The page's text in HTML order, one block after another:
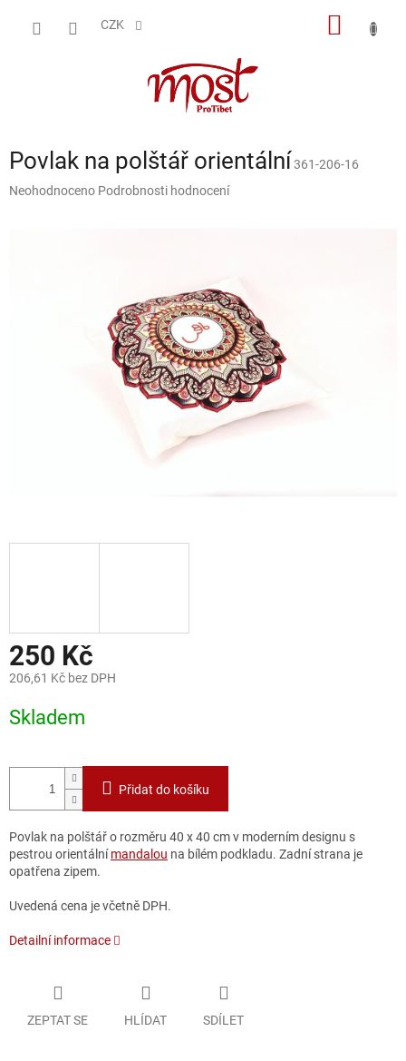
CZK
Povlak na polštář orientální361-206-16
Průměrné
Neohodnoceno Podrobnosti hodnocení
250 Kč
206,61 Kč bez DPH
cena:
Skladem
Přidat do košíku
Povlak na polštář o rozměru 40 x 40 cm v moderním designu s
pestrou orientálnímandalou na bílém podkladu. Zadní strana je
opatřena zipem.
Uvedená cena je včetně DPH.
Detailní informace
ZEPTAT SE HLÍDAT SDÍLET